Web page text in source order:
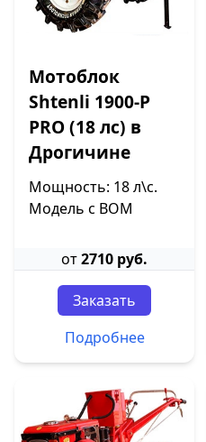
Мотоблок
Shtenli 1900-P
PRO (18 лс) в
Дрогичине
Мощность: 18 л\с.
Модель с ВОМ
от2710 руб.
Заказать
Подробнее